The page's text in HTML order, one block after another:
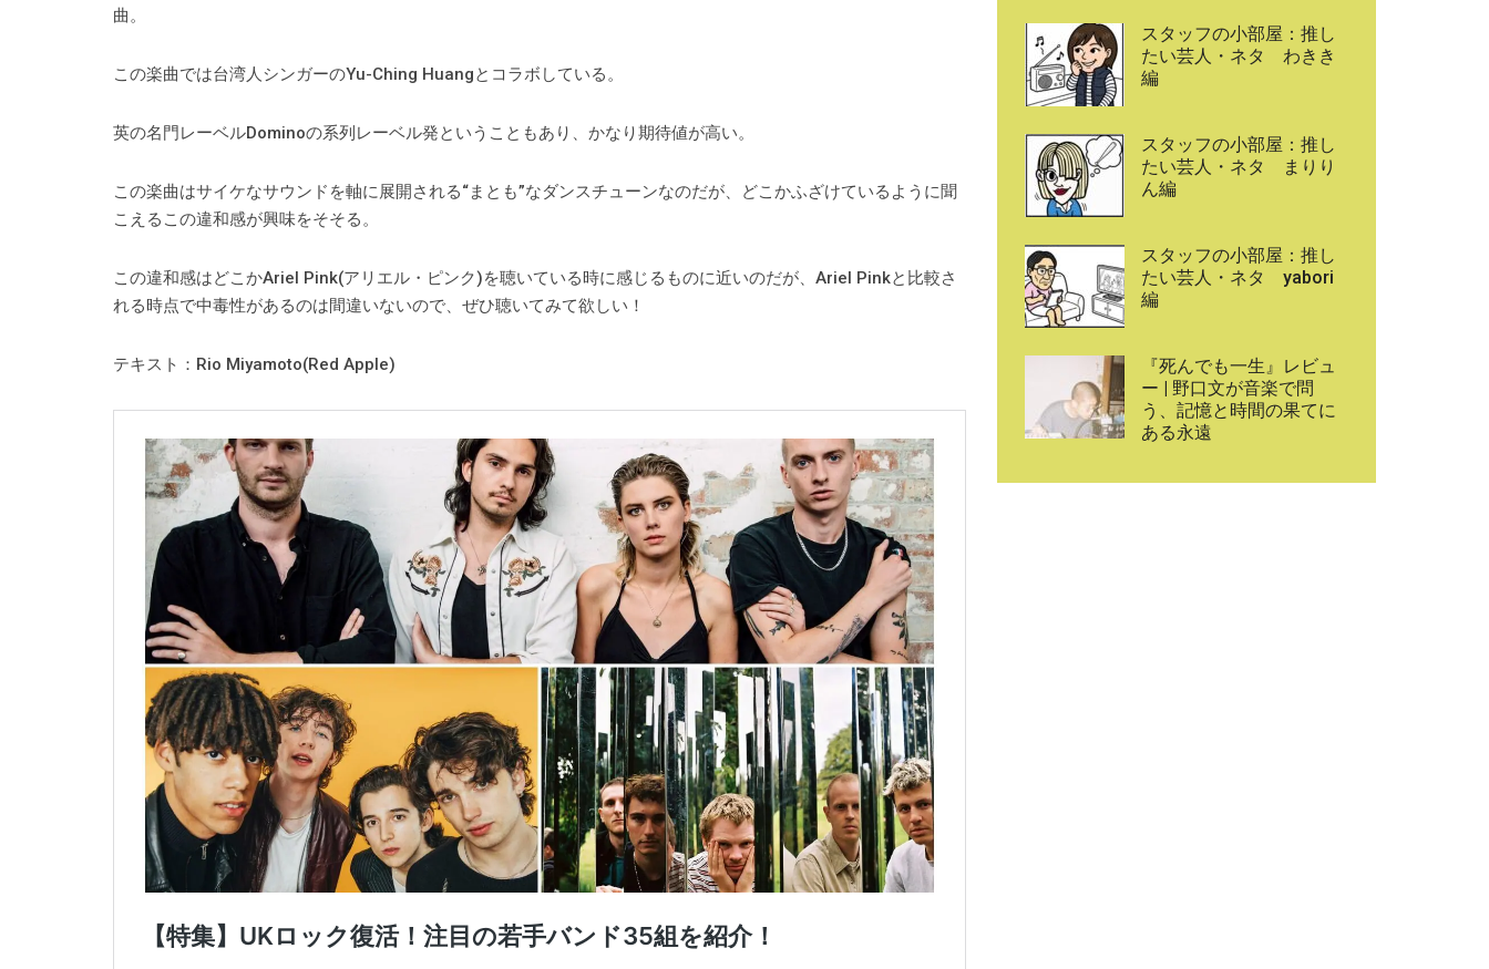
曲。
この楽曲では台湾人シンガーのYu-Ching Huangとコラボしている。
英の名門レーベルDominoの系列レーベル発ということもあり、かなり期待値が高い。
この楽曲はサイケなサウンドを軸に展開される“まとも”なダンスチューンなのだが、どこかふざけているように聞
こえるこの違和感が興味をそそる。
この違和感はどこかAriel Pink(アリエル・ピンク)を聴いている時に感じるものに近いのだが、Ariel Pinkと比較さ
れる時点で中毒性があるのは間違いないので、ぜひ聴いてみて欲しい！
テキスト：Rio Miyamoto(Red Apple)
スタッフの小部屋：推し
たい芸人・ネタ わきき
編
スタッフの小部屋：推し
たい芸人・ネタ まりり
ん編
スタッフの小部屋：推し
たい芸人・ネタ yabori
編
『死んでも一生』レビュ
ー | 野口文が音楽で問
う、記憶と時間の果てに
ある永遠